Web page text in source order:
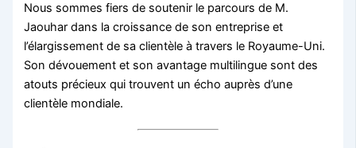
Nous sommes fiers de soutenir le parcours de M.
Jaouhar dans la croissance de son entreprise et
l’élargissement de sa clientèle à travers le Royaume-Uni.
Son dévouement et son avantage multilingue sont des
atouts précieux qui trouvent un écho auprès d’une
clientèle mondiale.